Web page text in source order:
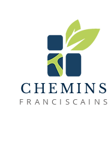
CHEMINS
FRANCISCAINS